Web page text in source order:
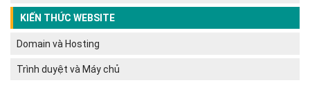
KIẾN THỨC WEBSITE
Domain và Hosting
Trình duyệt và Máy chủ